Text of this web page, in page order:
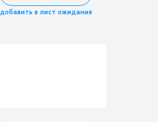
38 285
добавить в лист ожидания